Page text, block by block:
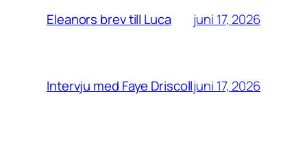
Eleanors brev till Luca juni 17, 2026
Intervju med Faye Driscolljuni 17, 2026